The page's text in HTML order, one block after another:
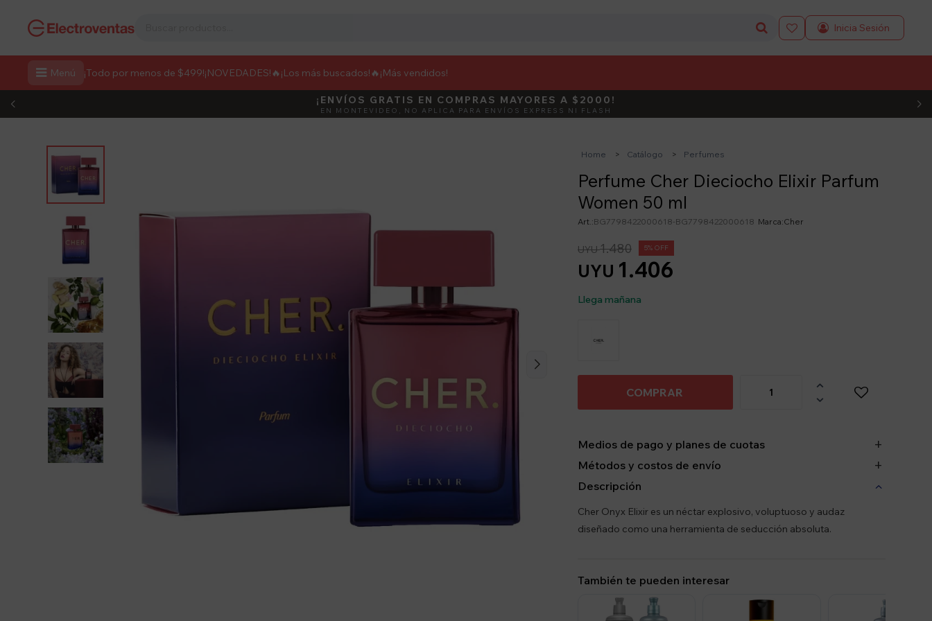
 Menú ¡Todo por menos de $499!¡NOVEDADES! 🔥¡Los más buscados!🔥 ¡Más vendidos!

DEBUT ACTIVÁ EL CÓDIGO
¡ENVÍOS GRATIS EN COMPRAS MAYORES A $2000!
EN MONTEVIDEO, NO APLICA PARA ENVÍOS EXPRESS NI FLASH
Home Catálogo Perfumes
Perfume Cher Dieciocho Elixir Parfum
Women 50 ml
BG7798422000618-BG7798422000618 Cher
UYU 1.406
UYU1.480 5
Llega mañana
COMPRAR


Medios de pago y planes de cuotas
Métodos y costos de envío
Descripción
Cher Onyx Elixir es un néctar explosivo, voluptuoso y audaz
diseñado como una herramienta de seducción absoluta.
También te pueden interesar